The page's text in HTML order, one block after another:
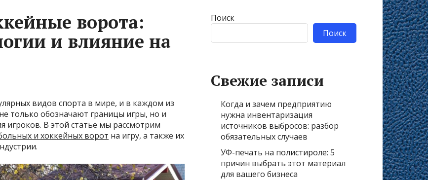
ворота:
и влияние на
видов спорта в мире, и в каждом из
только обозначают границы игры, но и
игроков. В этой статье мы рассмотрим
и хоккейных ворот на игру, а также их
Поиск
Поиск
Свежие записи
Когда и зачем предприятию
нужна инвентаризация
источников выбросов: разбор
обязательных случаев
УФ-печать на полистироле: 5
причин выбрать этот материал
для вашего бизнеса